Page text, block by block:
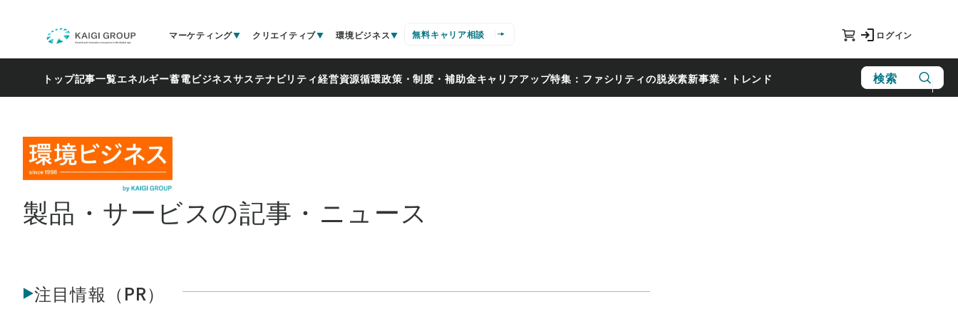
マーケティング クリエイティブ 環境ビジネス 無料キャリア相談 ログイン
トップ記事一覧エネルギー蓄電ビジネスサステナビリティ経営資源循環政策・制度・補助金キャリアアップ特集：ファシリティの脱炭素新事業・トレンド 検索
製品・サービスの記事・ニュース
注目情報（PR）